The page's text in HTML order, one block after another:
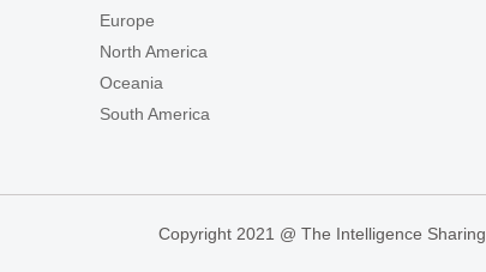
Europe
North America
Oceania
South America
Copyright 2021 @ The Intelligence Sharing